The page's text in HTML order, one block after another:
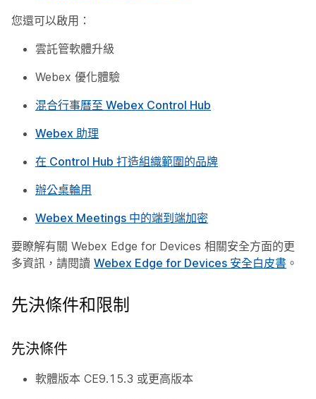
您還可以啟用：
雲託管軟體升級
Webex 優化體驗
混合行事曆至 Webex Control Hub
Webex 助理
在 Control Hub 打造組織範圍的品牌
辦公桌輪用
Webex Meetings 中的端到端加密
要瞭解有關 Webex Edge for Devices 相關安全方面的更
多資訊，請閱讀 Webex Edge for Devices 安全白皮書 。
先決條件和限制
先決條件
軟體版本 CE9.15.3 或更高版本